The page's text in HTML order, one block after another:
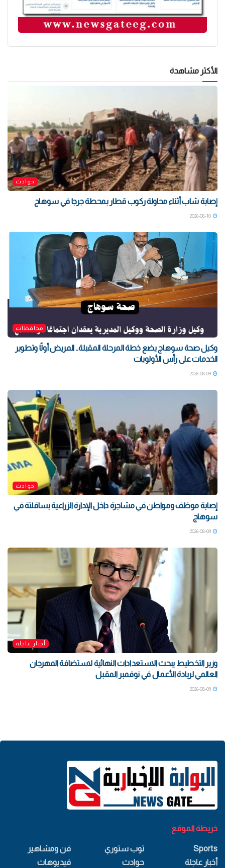
الأكثر مشاهدة
حوادث
إصابة شاب أثناء محاولة ركوب قطار بمحطة جرجا في سوهاج
محافظات
وكيل صحة سوهاج يضع خطة المرحلة المقبلة.. المريض أولًا وتطوير
الخدمات على رأس الأولويات
حوادث
إصابة موظف ومواطن في مشاجرة داخل الإدارة الزراعية بساقلتة في
سوهاج
أخبار عاجلة
وزير التخطيط يبحث الاستعدادات النهائية لاستضافة المهرجان
العالمي لريادة الأعمال في نوفمبر المقبل
خريطة الموقع
Sports
أخبار عاجلة
توب ستوري
حوادث
فن ومشاهير
فيديوهات